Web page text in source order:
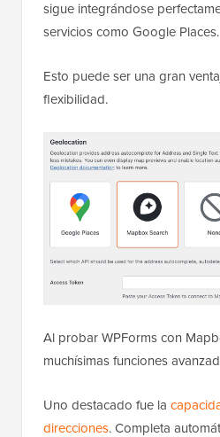
sigue integrándose
servicios como Google Places.
Esto puede ser una gran
flexibilidad.
Al probar WPForms con
muchísimas funciones
Uno destacado fue la
direcciones. Completa